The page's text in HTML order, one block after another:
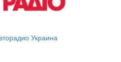
Украина